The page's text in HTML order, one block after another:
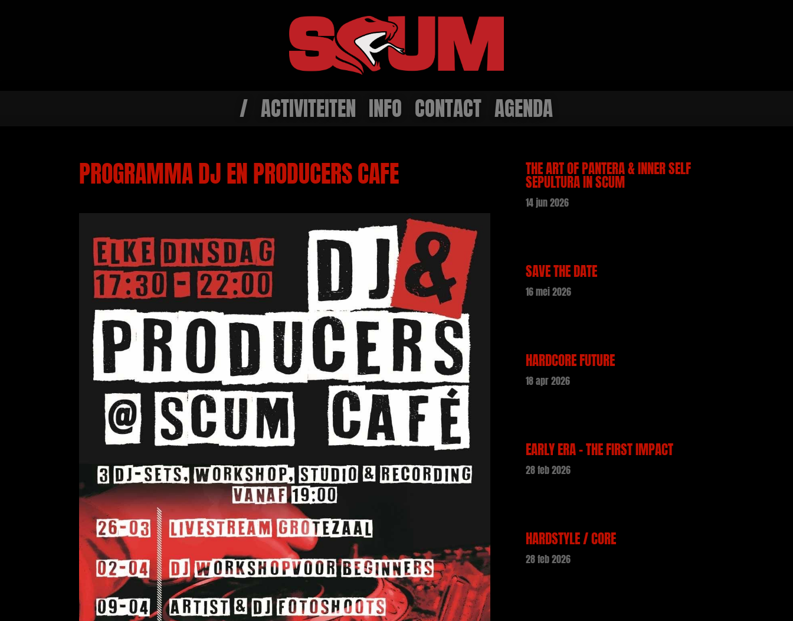
/ ACTIVITEITEN INFO CONTACT AGENDA
PROGRAMMA DJ EN PRODUCERS CAFE THE ART OF PANTERA & INNER SELF
SEPULTURA IN SCUM
14 jun 2026
SAVE THE DATE
16 mei 2026
HARDCORE FUTURE
18 apr 2026
EARLY ERA – THE FIRST IMPACT
28 feb 2026
HARDSTYLE / CORE
28 feb 2026